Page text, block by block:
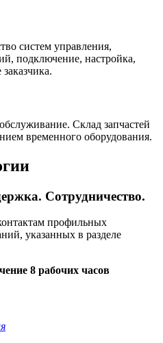
систем управления,
подключение, настройка,
Склад запчастей
временного оборудования.
Сотрудничество.
профильных
указанных в разделе
8 рабочих часов